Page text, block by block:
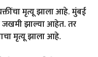
मृत्यू झाला आहे. मुंबई
जखमी झाल्या आहेत. तर
मृत्यू झाला आहे.